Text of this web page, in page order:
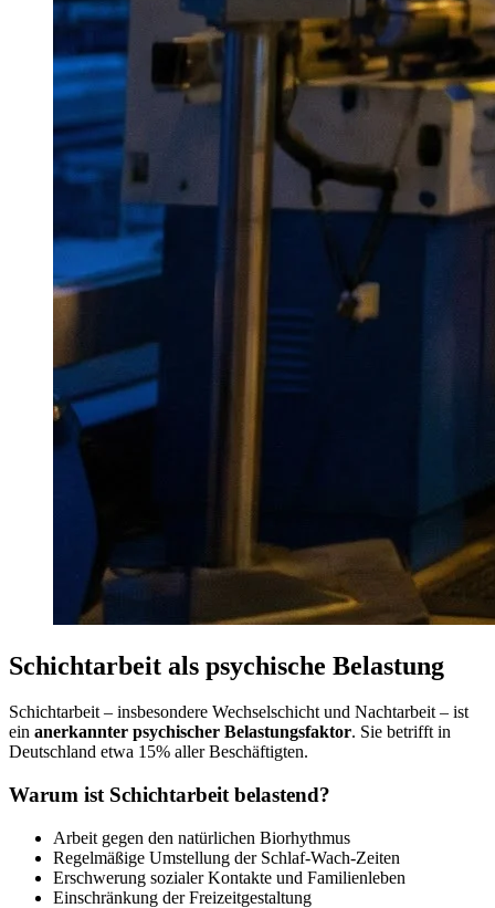
Schichtarbeit als psychische Belastung
Schichtarbeit – insbesondere Wechselschicht und Nachtarbeit – ist
ein anerkannter psychischer Belastungsfaktor. Sie betrifft in
Deutschland etwa 15% aller Beschäftigten.
Warum ist Schichtarbeit belastend?
Arbeit gegen den natürlichen Biorhythmus
Regelmäßige Umstellung der Schlaf-Wach-Zeiten
Erschwerung sozialer Kontakte und Familienleben
Einschränkung der Freizeitgestaltung